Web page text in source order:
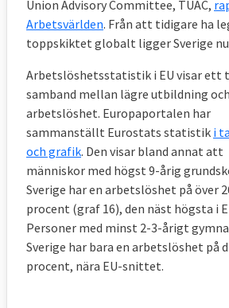
Union Advisory Committee, TUAC,
Arbetsvärlden. Från att tidigare ha
toppskiktet globalt ligger Sverige
Arbetslöshetsstatistik i EU visar ett
samband mellan lägre utbildning
arbetslöshet. Europaportalen har
sammanställt Eurostats statistik i
och grafik. Den visar bland annat att
människor med högst 9-årig
Sverige har en arbetslöshet på över
procent (graf 16), den näst högsta i
Personer med minst 2-3-årigt
Sverige har bara en arbetslöshet på
procent, nära EU-snittet.